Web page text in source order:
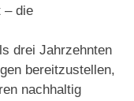
– die
drei Jahrzehnten
bereitzustellen,
nachhaltig